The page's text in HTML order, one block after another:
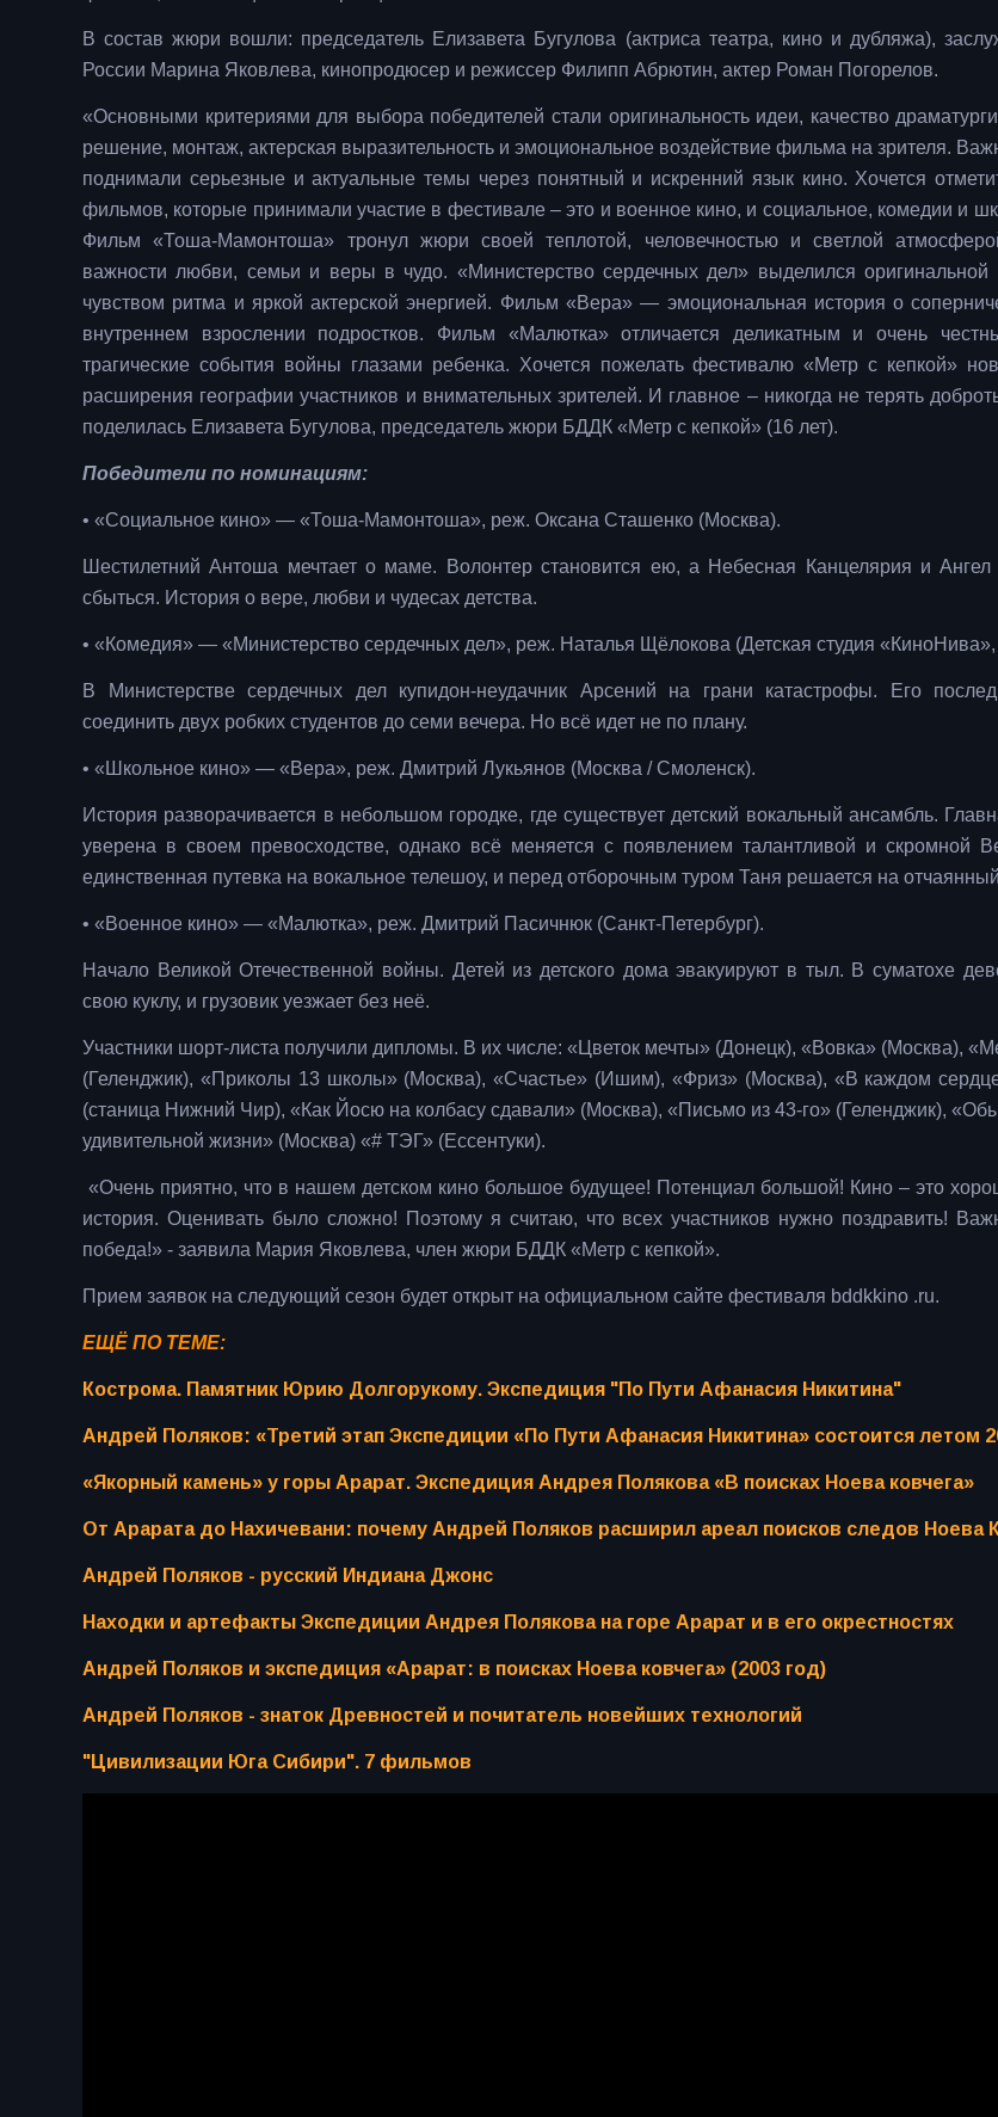
В состав жюри вошли: председатель Елизавета Бугулова (актриса театра, кино и дубляжа),
России Марина Яковлева, кинопродюсер и режиссер Филипп Абрютин, актер Роман Погорелов.
«Основными критериями для выбора победителей стали оригинальность идеи, качество
решение, монтаж, актерская выразительность и эмоциональное воздействие фильма на зрителя.
поднимали серьезные и актуальные темы через понятный и искренний язык кино. Хочется
фильмов, которые принимали участие в фестивале – это и военное кино, и социальное, комедии и
Фильм «Тоша-Мамонтоша» тронул жюри своей теплотой, человечностью и светлой
важности любви, семьи и веры в чудо. «Министерство сердечных дел» выделился
чувством ритма и яркой актерской энергией. Фильм «Вера» — эмоциональная история о
внутреннем взрослении подростков. Фильм «Малютка» отличается деликатным и очень
трагические события войны глазами ребенка. Хочется пожелать фестивалю «Метр с кепкой»
расширения географии участников и внимательных зрителей. И главное – никогда не терять
поделилась Елизавета Бугулова, председатель жюри БДДК «Метр с кепкой» (16 лет).
Победители по номинациям:
• «Социальное кино» — «Тоша-Мамонтоша», реж. Оксана Сташенко (Москва).
Шестилетний Антоша мечтает о маме. Волонтер становится ею, а Небесная Канцелярия и Ангел
сбыться. История о вере, любви и чудесах детства.
• «Комедия» — «Министерство сердечных дел», реж. Наталья Щёлокова (Детская студия «КиноНива»,
В Министерстве сердечных дел купидон-неудачник Арсений на грани катастрофы. Его
соединить двух робких студентов до семи вечера. Но всё идет не по плану.
• «Школьное кино» — «Вера», реж. Дмитрий Лукьянов (Москва / Смоленск).
История разворачивается в небольшом городке, где существует детский вокальный ансамбль.
уверена в своем превосходстве, однако всё меняется с появлением талантливой и
единственная путевка на вокальное телешоу, и перед отборочным туром Таня решается на
• «Военное кино» — «Малютка», реж. Дмитрий Пасичнюк (Санкт-Петербург).
Начало Великой Отечественной войны. Детей из детского дома эвакуируют в тыл. В суматохе
свою куклу, и грузовик уезжает без неё.
Участники шорт-листа получили дипломы. В их числе: «Цветок мечты» (Донецк), «Вовка» (Москва),
(Геленджик), «Приколы 13 школы» (Москва), «Счастье» (Ишим), «Фриз» (Москва), «В каждом
(станица Нижний Чир), «Как Йосю на колбасу сдавали» (Москва), «Письмо из 43-го» (Геленджик),
удивительной жизни» (Москва) «# ТЭГ» (Ессентуки).
«Очень приятно, что в нашем детском кино большое будущее! Потенциал большой! Кино – это
история. Оценивать было сложно! Поэтому я считаю, что всех участников нужно поздравить!
победа!» - заявила Мария Яковлева, член жюри БДДК «Метр с кепкой».
Прием заявок на следующий сезон будет открыт на официальном сайте фестиваля bddkkino .ru.
ЕЩЁ ПО ТЕМЕ:
Кострома. Памятник Юрию Долгорукому. Экспедиция "По Пути Афанасия Никитина"
Андрей Поляков: «Третий этап Экспедиции «По Пути Афанасия Никитина» состоится летом
«Якорный камень» у горы Арарат. Экспедиция Андрея Полякова «В поисках Ноева ковчега»
От Арарата до Нахичевани: почему Андрей Поляков расширил ареал поисков следов Ноева
Андрей Поляков - русский Индиана Джонс
Находки и артефакты Экспедиции Андрея Полякова на горе Арарат и в его окрестностях
Андрей Поляков и экспедиция «Арарат: в поисках Ноева ковчега» (2003 год)
Андрей Поляков - знаток Древностей и почитатель новейших технологий
"Цивилизации Юга Сибири". 7 фильмов